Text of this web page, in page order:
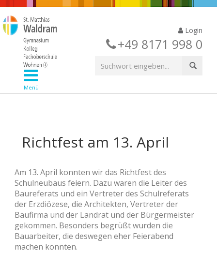
Login
+49 8171 998 0
Menü
Richtfest am 13. April
Am 13. April konnten wir das Richtfest des
Schulneubaus feiern. Dazu waren die Leiter des
Baureferats und ein Vertreter des Schulreferats
der Erzdiözese, die Architekten, Vertreter der
Baufirma und der Landrat und der Bürgermeister
gekommen. Besonders begrüßt wurden die
Bauarbeiter, die deswegen eher Feierabend
machen konnten.